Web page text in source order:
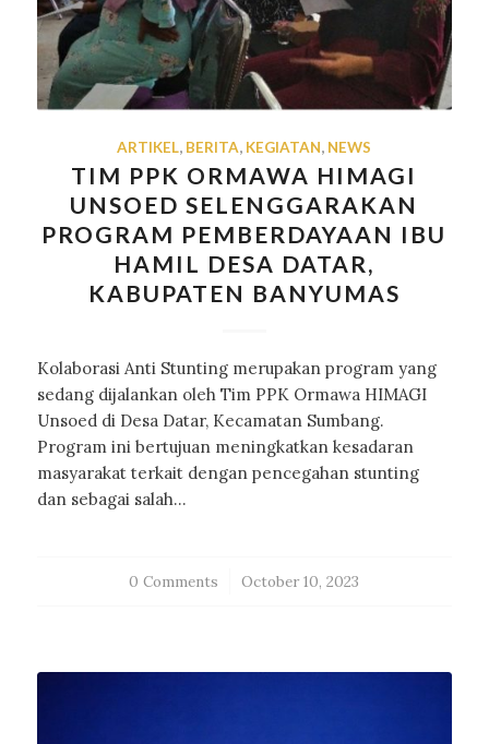
ARTIKEL, BERITA, KEGIATAN, NEWS
TIM PPK ORMAWA HIMAGI
UNSOED SELENGGARAKAN
PROGRAM PEMBERDAYAAN IBU
HAMIL DESA DATAR,
KABUPATEN BANYUMAS
Kolaborasi Anti Stunting merupakan program yang
sedang dijalankan oleh Tim PPK Ormawa HIMAGI
Unsoed di Desa Datar, Kecamatan Sumbang.
Program ini bertujuan meningkatkan kesadaran
masyarakat terkait dengan pencegahan stunting
dan sebagai salah…
0 Comments
/ October 10, 2023